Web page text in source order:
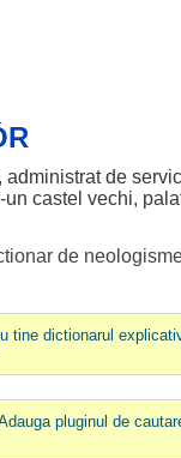
administratde
un castel vechi,
de
tine dictionarul
pluginul de